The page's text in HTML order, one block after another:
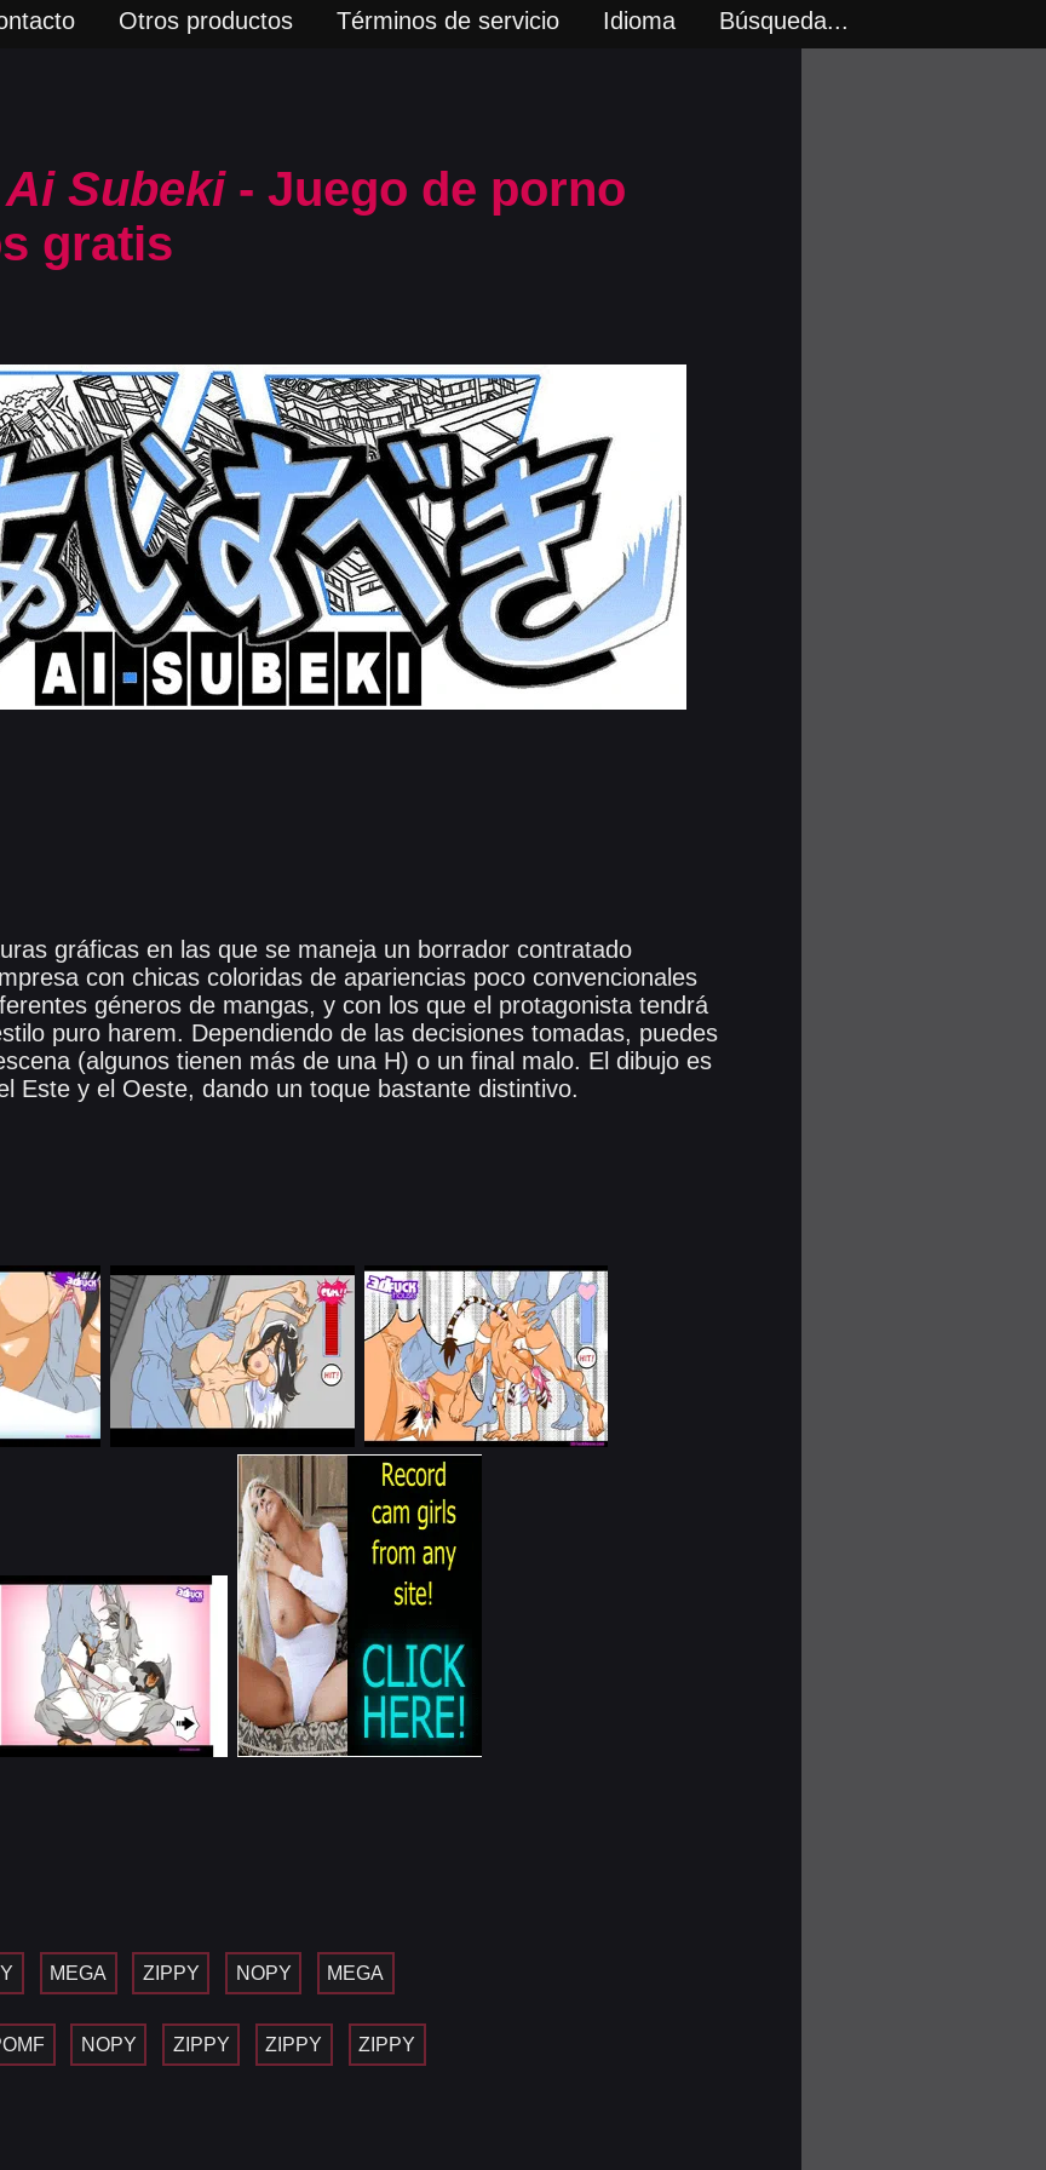
Otros productos Términos de servicio Idioma Búsqueda...
Ai Subeki- Juego de porno
gratis
gráficas en las que se maneja un borrador contratado
con chicas coloridas de apariencias poco convencionales
géneros de mangas, y con los que el protagonista tendrá
puro harem. Dependiendo de las decisiones tomadas, puedes
(algunos tienen más de una H) o un final malo. El dibujo es
Este y el Oeste, dando un toque bastante distintivo.
MEGA ZIPPY NOPY MEGA
NOPY ZIPPY ZIPPY ZIPPY